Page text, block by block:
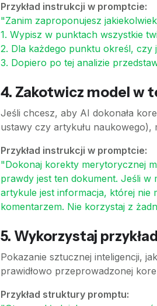
Przykład instrukcji w promptcie:
"Zanim zaproponujesz
1. Wypisz w punktach wszystkie
2. Dla każdego punktu określ, czy
3. Dopiero po tej analizie
4. Zakotwicz model w
Jeśli chcesz, aby AI dokonała
ustawy czy artykułu
Przykład instrukcji w promptcie:
"Dokonaj korekty merytorycznej
prawdy jest ten dokument. Jeśli w
artykule jest informacja, której nie
komentarzem. Nie korzystaj z
5. Wykorzystaj
Pokazanie sztucznej inteligencji,
prawidłowo przeprowadzonej
Przykład struktury promptu: